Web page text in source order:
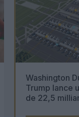
Washington
Trump lance
de 22,5